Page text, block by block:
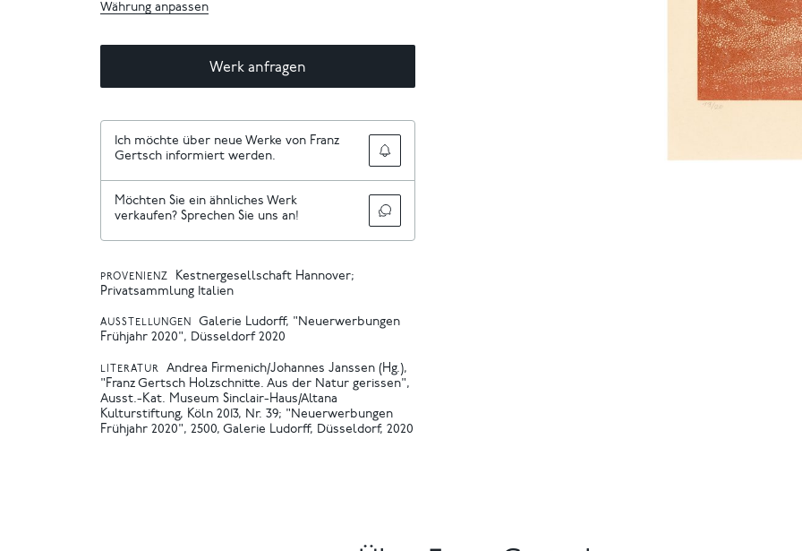
Währung anpassen
Werk anfragen
Ich möchte über neue Werke von Franz
Gertsch informiert werden.
Möchten Sie ein ähnliches Werk
verkaufen? Sprechen Sie uns an!
PROVENIENZ
Kestnergesellschaft Hannover;
Privatsammlung Italien
AUSSTELLUNGEN
Galerie Ludorff, "Neuerwerbungen
Frühjahr 2020", Düsseldorf 2020
LITERATUR
Andrea Firmenich/Johannes Janssen (Hg.),
"Franz Gertsch Holzschnitte. Aus der Natur gerissen",
Ausst.-Kat. Museum Sinclair-Haus/Altana
Kulturstiftung, Köln 2013, Nr. 39
"Neuerwerbungen
Frühjahr 2020", 2500, Galerie Ludorff, Düsseldorf, 2020